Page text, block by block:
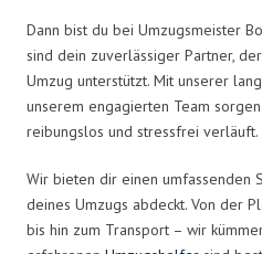
Dann bist du bei Umzugsmeister
sind dein zuverlässiger Partner,
Umzug unterstützt. Mit unserer
unserem engagierten Team
reibungslos und stressfrei verläuft.
Wir bieten dir einen umfassenden
deines Umzugs abdeckt. Von der
bis hin zum Transport – wir